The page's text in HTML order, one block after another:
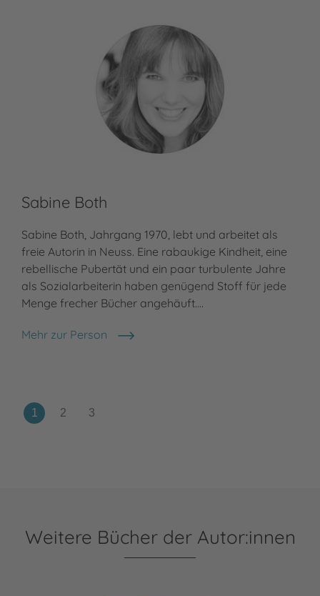
Sabine Both
Sabine Both, Jahrgang 1970, lebt und arbeitet als
freie Autorin in Neuss. Eine rabaukige Kindheit, eine
rebellische Pubertät und ein paar turbulente Jahre
als Sozialarbeiterin haben genügend Stoff für jede
Menge frecher Bücher angehäuft.…
Mehr zur Person
Sabine Both
Weitere Bücher der Autor:innen